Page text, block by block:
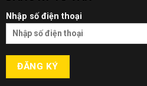
Nhập số điện thoại